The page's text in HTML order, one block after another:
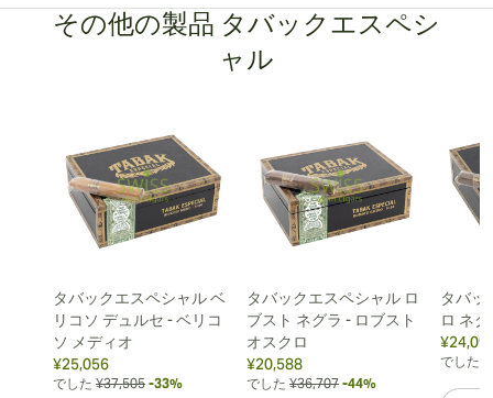
その他の製品 タバックエスペシ
ャル
タバックエスペシャル ベ
リコソ デュルセ - ベリコ
ソ メディオ
¥25,056
でした ¥37,505 -33%
タバックエスペシャル ロ
ブスト ネグラ - ロブスト
オスクロ
¥20,588
でした ¥36,707 -44%
タバッ
ロ ネ
でした